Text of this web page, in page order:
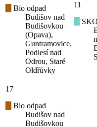
Bio odpad
Budišov nad
Budišovkou
(Opava),
Guntramovice,
Podlesí nad
Odrou, Staré
Oldřůvky
11
17
Bio odpad
Budišov nad
Budišovkou